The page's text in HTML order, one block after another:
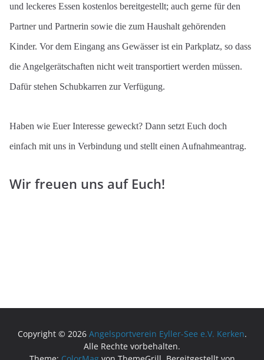
und leckeres Essen kostenlos bereitgestellt; auch gerne für den
Partner und Partnerin sowie die zum Haushalt gehörenden
Kinder. Vor dem Eingang ans Gewässer ist ein Parkplatz, so dass
die Angelgerätschaften nicht weit transportiert werden müssen.
Dafür stehen Schubkarren zur Verfügung.
Haben wie Euer Interesse geweckt? Dann setzt Euch doch
einfach mit uns in Verbindung und stellt einen Aufnahmeantrag.
Wir freuen uns auf Euch!
Copyright © 2026 Angelsportverein Eyller-See e.V. Kerken.
Alle Rechte vorbehalten.